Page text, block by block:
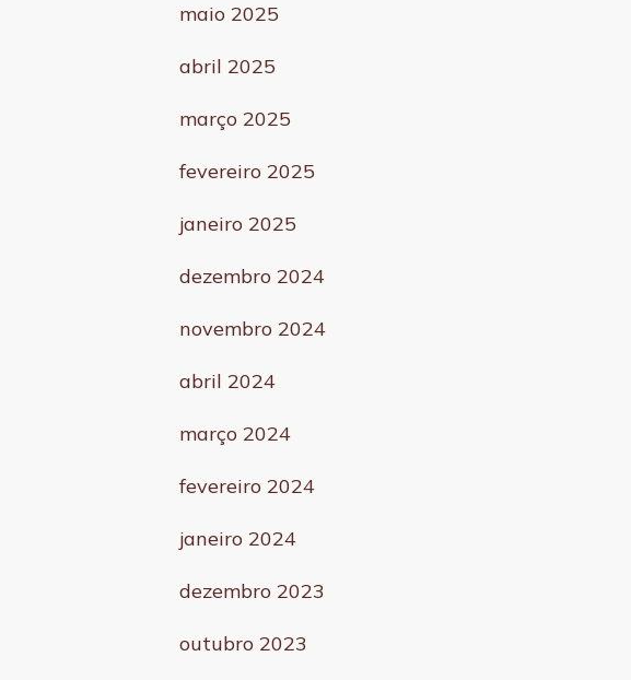
maio 2025
abril 2025
março 2025
fevereiro 2025
janeiro 2025
dezembro 2024
novembro 2024
abril 2024
março 2024
fevereiro 2024
janeiro 2024
dezembro 2023
outubro 2023